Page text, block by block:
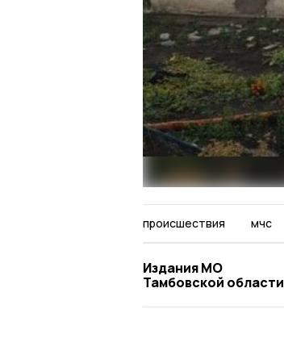
происшествия мчс
Издания МО
Тамбовской области